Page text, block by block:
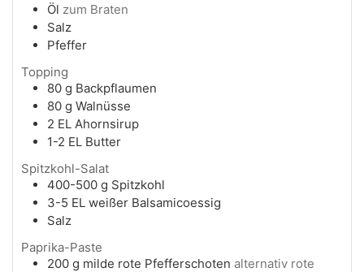
Öl zum Braten
Salz
Pfeffer
Topping
80 g Backpflaumen
80 g Walnüsse
2 EL Ahornsirup
1-2 EL Butter
Spitzkohl-Salat
400-500 g Spitzkohl
3-5 EL weißer Balsamicoessig
Salz
Paprika-Paste
200 g milde rote Pfefferschoten alternativ rote